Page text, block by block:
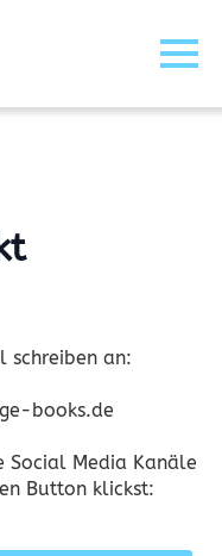
schreiben an:
books.de
Social Media Kanäle
Button klickst: